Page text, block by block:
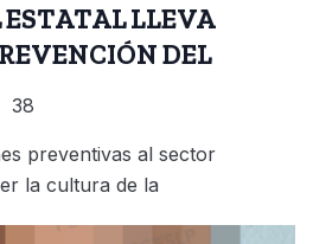
LLEVA
DEL
38
preventivas al sector
la cultura de la